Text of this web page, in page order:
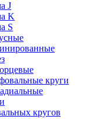
J
K
S
круги
кругов